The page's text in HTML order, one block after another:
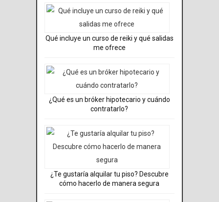
Qué incluye un curso de reiki y qué salidas
me ofrece
¿Qué es un bróker hipotecario y cuándo
contratarlo?
¿Te gustaría alquilar tu piso? Descubre
cómo hacerlo de manera segura